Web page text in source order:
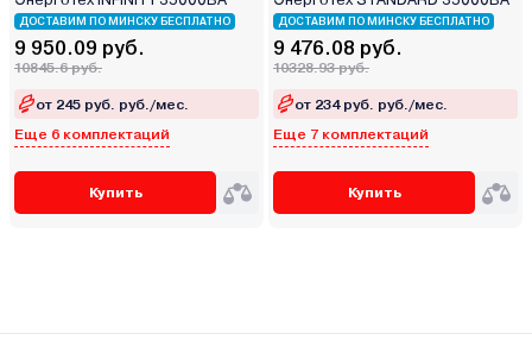
ДОСТАВИМ ПО МИНСКУ БЕСПЛАТНО
9 950.09 руб.
10845.6 руб.
от 245 руб. руб./мес.
Еще 6 комплектаций
Купить
ДОСТАВИМ ПО МИНСКУ БЕСПЛАТНО
9 476.08 руб.
10328.93 руб.
от 234 руб. руб./мес.
Еще 7 комплектаций
Купить